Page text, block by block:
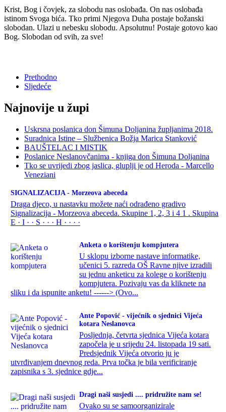
Krist, Bog i čovjek, za slobodu nas oslobađa. On nas oslobađa
istinom Svoga bića. Tko primi Njegova Duha postaje božanski
slobodan. Ulazi u nebesku slobodu. Apsolutnu! Postaje gotovo kao
Bog. Slobodan od svih, za sve!
Prethodno
Sljedeće
Najnovije u župi
Uskrsna poslanica don Šimuna Doljanina župljanima 2018.
Suradnica Istine – Službenica Božja Marica Stanković
BAUŠTELAC I MISTIK
Poslanice Neslanovčanima - knjiga don Šimuna Doljanina
Tko se uvrijedi zbog jaslica, gluplji je od Heroda - Marcello
Veneziani
SIGNALIZACIJA - Morzeova abeceda
Draga djeco, u nastavku možete naći odrađeno gradivo
Signalizacija - Morzeova abeceda. Skupine 1, 2, 3 i 4 1 . Skupina
E · I · · S · · · H · · · ·
Anketa o korištenju kompjutera
U sklopu izborne nastave informatike,
učenici 5. razreda OŠ Ravne njive izradili
su jednu anketicu za kolege o korištenju
kompjutera. Pozivaju vas da kliknete na
sliku i da ispunite anketu! ------> (Ovo...
Ante Popović - vijećnik o sjednici Vijeća
kotara Neslanovca
Posljednja, četvrta sjednica Vijeća kotara
započela je u srijedu 24. listopada 19 sati.
Predsjednik Vijeća otvorio ju je
utvrđivanjem dnevnog reda. Prva točka je bila verificiranje
zapisnika s 3. sjednice gdje...
Dragi naši susjedi .... pridružite nam se!
Ovako su se samoorganizirale